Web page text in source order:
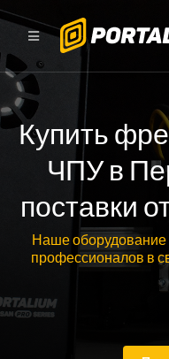
Купить
ЧПУ в
поставки
Наше оборудование
профессионалов в